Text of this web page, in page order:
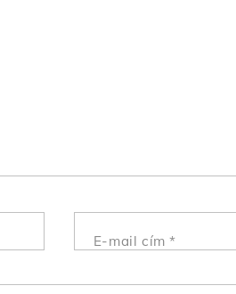
E-mail cím*